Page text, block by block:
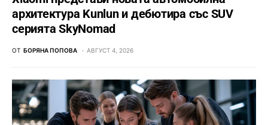
архитектура Kunlun и дебютира със SUV
серията SkyNomad
ОТ БОРЯНА ПОПОВА АВГУСТ 4, 2026